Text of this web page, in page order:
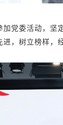
党委活动，坚
，树立榜样，